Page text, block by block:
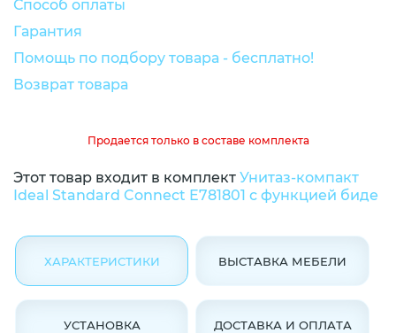
Способ оплаты
Гарантия
Помощь по подбору товара - бесплатно!
Возврат товара
Продается только в составе комплекта
Этот товар входит в комплект Унитаз-компакт
Ideal Standard Connect E781801 с функцией биде
ХАРАКТЕРИСТИКИ ВЫСТАВКА МЕБЕЛИ
УСТАНОВКА ДОСТАВКА И ОПЛАТА